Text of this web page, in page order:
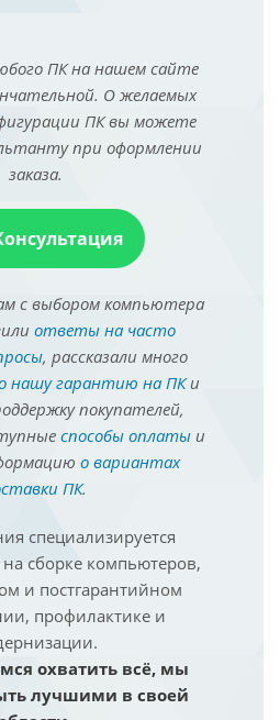
ПК на нашем сайте
О желаемых
ПК вы можете
при оформлении
заказа.
с выбором компьютера
ответы на часто
, рассказали много
нашу гарантию на ПКи
покупателей,
способы оплатыи
о вариантах
ПК.
специализируется
сборке компьютеров,
и постгарантийном
профилактике и
охватить всё, мы
лучшими в своей